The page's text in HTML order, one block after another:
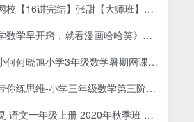
讲完结】张甜【大师班】小学英语词汇+语法知识 视频课程
学早开窍，就看漫画哈哈笑》PDF电子书(全10册)
何何晓旭小学3年级数学暑期网课视频
维-小学三年级数学第三阶全套高清视频课程资源合计43.86GB
文一年级上册 2020年秋季班 百度网盘下载